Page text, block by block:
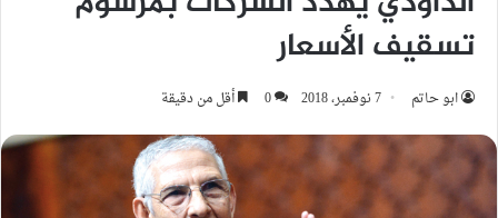
تسقيف الأسعار
ابو حاتم 7 نوفمبر، 2018 0 أقل من دقيقة